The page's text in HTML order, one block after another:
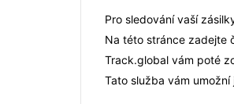
Pro sledování vaší
Na této stránce zadejte
Track.global vám poté
Tato služba vám